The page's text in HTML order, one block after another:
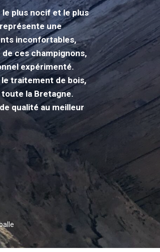
plus nocif et le plus
une
inconfortables,
ces champignons,
expérimenté.
traitement de bois,
la Bretagne.
qualité au meilleur